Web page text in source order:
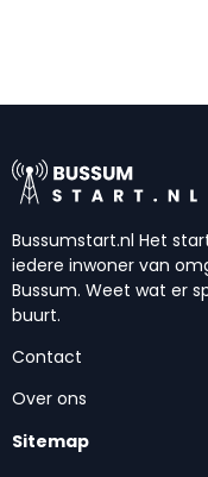
Bussumstart.nl Het
iedere inwoner van
Bussum. Weet wat er
buurt.
Contact
Over ons
Sitemap